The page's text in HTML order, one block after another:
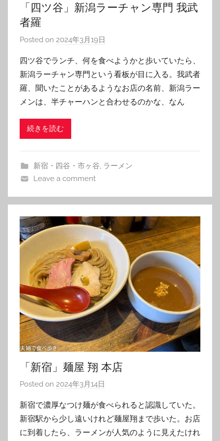
「四ツ谷」新潟ラーチャン専門 我武
者羅
Posted on 2024年3月19日
T
o
m
四ツ谷でランチ、何を食べようかと歩いていたら、
新潟ラーチャン専門という看板が目に入る。我武者
羅、聞いたことがあるようなお店の名前、新潟ラー
メンは、半チャーハンと合わせるのかな、なん
続きを読む
新宿・四谷・市ヶ谷 ラーメン
Leave a comment
「新宿」麺屋 翔 本店
Posted on 2024年3月14日
T
o
m
新宿で濃厚なつけ麺が食べられると認識していた。
新宿駅から少し遠いけれど麺屋翔まで歩いた。お店
に到着したら、ラーメンが人気のように見えたけれ